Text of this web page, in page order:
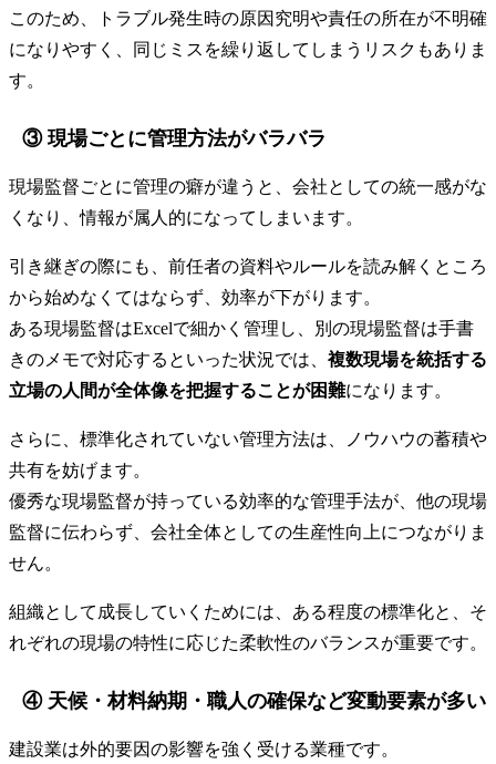
このため、トラブル発生時の原因究明や責任の所在が不明確
になりやすく、同じミスを繰り返してしまうリスクもありま
す。
③ 現場ごとに管理方法がバラバラ
現場監督ごとに管理の癖が違うと、会社としての統一感がな
くなり、情報が属人的になってしまいます。
引き継ぎの際にも、前任者の資料やルールを読み解くところ
から始めなくてはならず、効率が下がります。
ある現場監督はExcelで細かく管理し、別の現場監督は手書
きのメモで対応するといった状況では、 複数現場を統括する
立場の人間が全体像を把握することが困難になります。
さらに、標準化されていない管理方法は、ノウハウの蓄積や
共有を妨げます。
優秀な現場監督が持っている効率的な管理手法が、他の現場
監督に伝わらず、会社全体としての生産性向上につながりま
せん。
組織として成長していくためには、ある程度の標準化と、そ
れぞれの現場の特性に応じた柔軟性のバランスが重要です。
④ 天候・材料納期・職人の確保など変動要素が多い
建設業は外的要因の影響を強く受ける業種です。